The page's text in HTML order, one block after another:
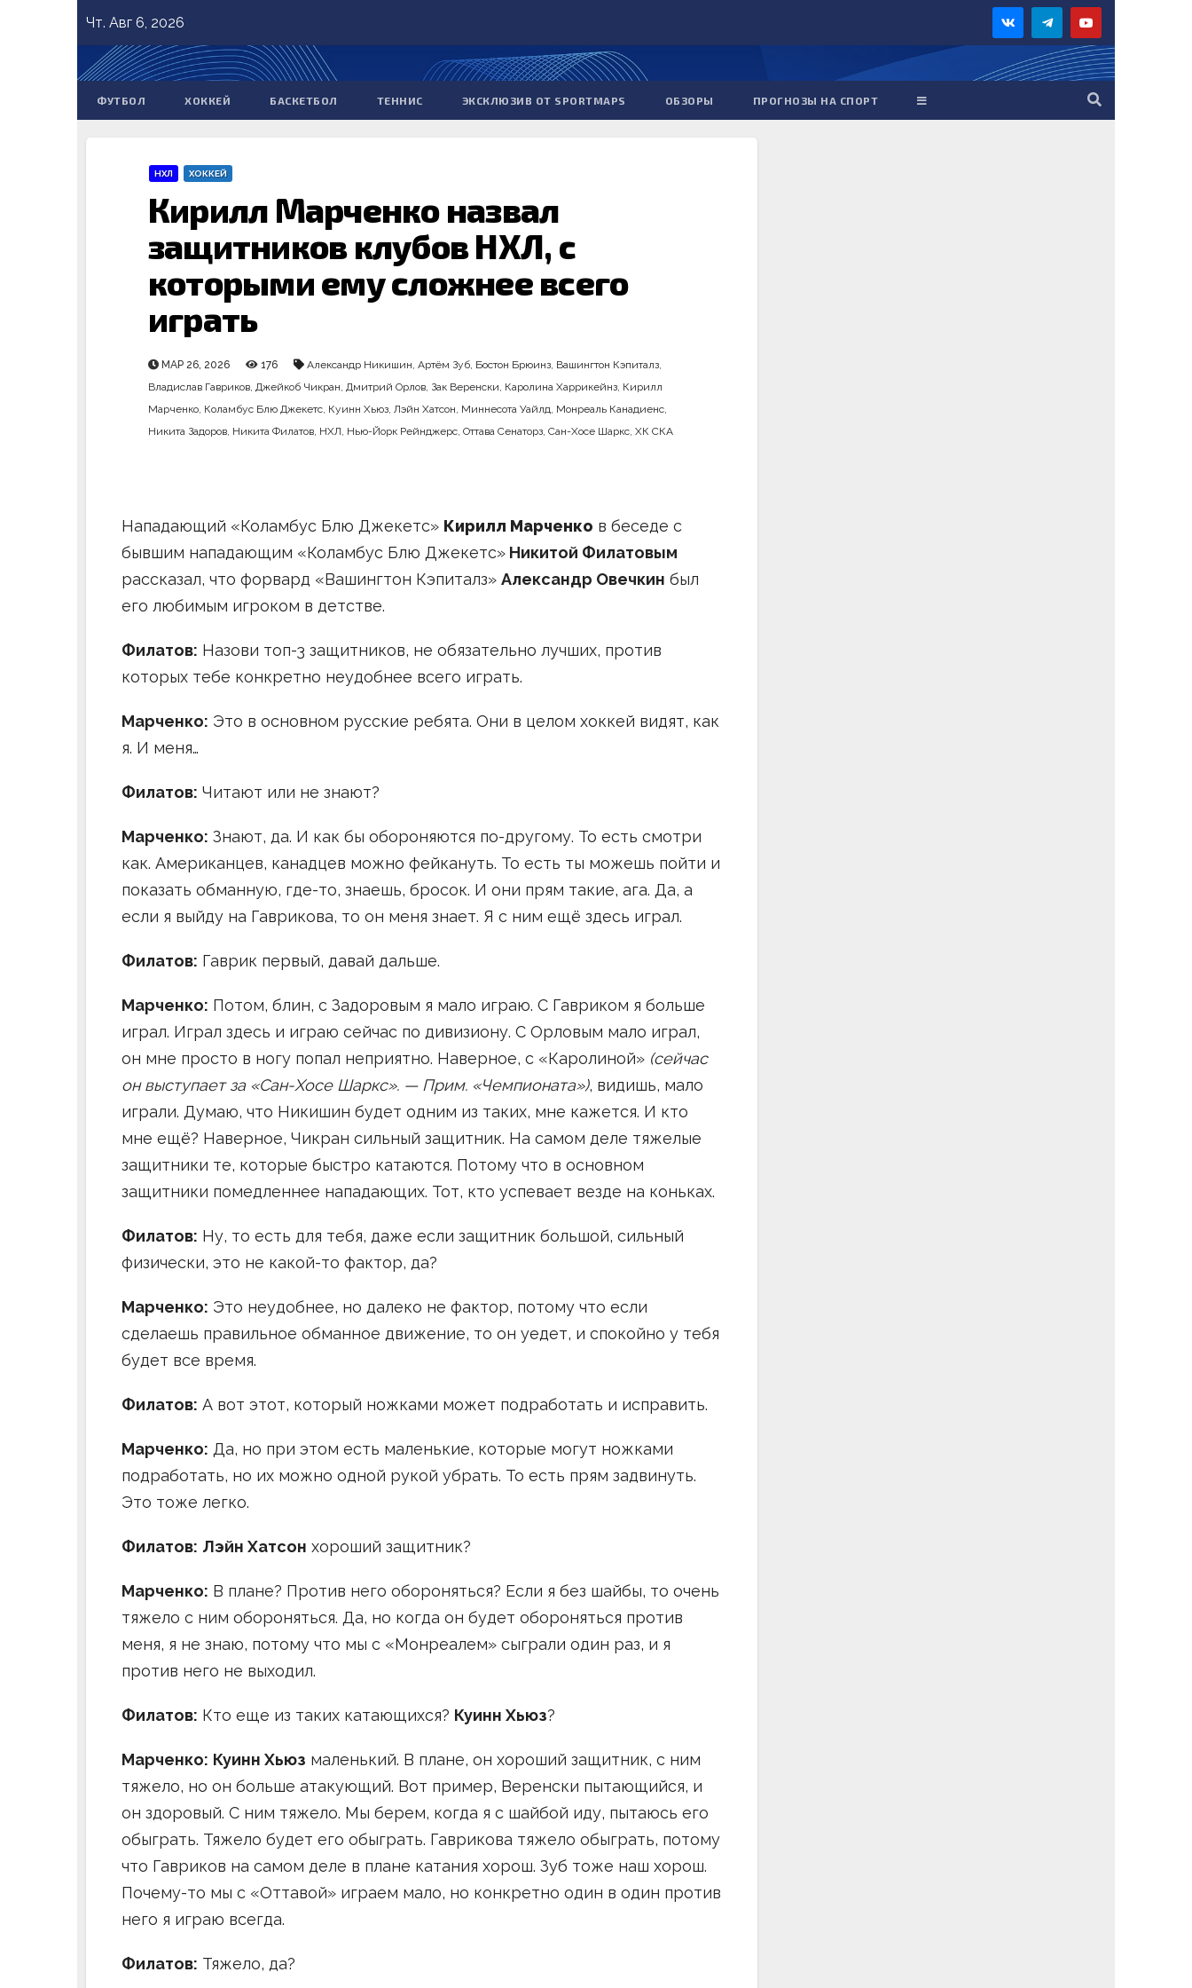
content
Чт. Авг 6, 2026
ФУТБОЛ ХОККЕЙ БАСКЕТБОЛ ТЕННИС ЭКСКЛЮЗИВ ОТ SPORTMAPS ОБЗОРЫ ПРОГНОЗЫ НА СПОРТ
НХЛ ХОККЕЙ
Кирилл Марченко назвал
защитников клубов НХЛ, с
которыми ему сложнее всего
играть
МАР 26, 2026 176 Александр Никишин, Артём Зуб, Бостон Брюинз, Вашингтон Кэпиталз,
Владислав Гавриков, Джейкоб Чикран, Дмитрий Орлов, Зак Веренски, Каролина Харрикейнз, Кирилл
Марченко, Коламбус Блю Джекетс, Куинн Хьюз, Лэйн Хатсон, Миннесота Уайлд, Монреаль Канадиенс,
Никита Задоров, Никита Филатов, НХЛ, Нью-Йорк Рейнджерс, Оттава Сенаторз, Сан-Хосе Шаркс, ХК СКА
Нападающий «Коламбус Блю Джекетс» Кирилл Марченко в беседе с
бывшим нападающим «Коламбус Блю Джекетс» Никитой Филатовым
рассказал, что форвард «Вашингтон Кэпиталз» Александр Овечкин был
его любимым игроком в детстве.
Филатов: Назови топ-3 защитников, не обязательно лучших, против
которых тебе конкретно неудобнее всего играть.
Марченко: Это в основном русские ребята. Они в целом хоккей видят, как
я. И меня…
Филатов: Читают или не знают?
Марченко: Знают, да. И как бы обороняются по-другому. То есть смотри
как. Американцев, канадцев можно фейкануть. То есть ты можешь пойти и
показать обманную, где-то, знаешь, бросок. И они прям такие, ага. Да, а
если я выйду на Гаврикова, то он меня знает. Я с ним ещё здесь играл.
Филатов: Гаврик первый, давай дальше.
Марченко: Потом, блин, с Задоровым я мало играю. С Гавриком я больше
играл. Играл здесь и играю сейчас по дивизиону. С Орловым мало играл,
он мне просто в ногу попал неприятно. Наверное, с «Каролиной» (сейчас
он выступает за «Сан-Хосе Шаркс». — Прим. «Чемпионата»), видишь, мало
играли. Думаю, что Никишин будет одним из таких, мне кажется. И кто
мне ещё? Наверное, Чикран сильный защитник. На самом деле тяжелые
защитники те, которые быстро катаются. Потому что в основном
защитники помедленнее нападающих. Тот, кто успевает везде на коньках.
Филатов: Ну, то есть для тебя, даже если защитник большой, сильный
физически, это не какой-то фактор, да?
Марченко: Это неудобнее, но далеко не фактор, потому что если
сделаешь правильное обманное движение, то он уедет, и спокойно у тебя
будет все время.
Филатов: А вот этот, который ножками может подработать и исправить.
Марченко: Да, но при этом есть маленькие, которые могут ножками
подработать, но их можно одной рукой убрать. То есть прям задвинуть.
Это тоже легко.
Филатов: Лэйн Хатсон хороший защитник?
Марченко: В плане? Против него обороняться? Если я без шайбы, то очень
тяжело с ним обороняться. Да, но когда он будет обороняться против
меня, я не знаю, потому что мы с «Монреалем» сыграли один раз, и я
против него не выходил.
Филатов: Кто еще из таких катающихся? Куинн Хьюз?
Марченко: Куинн Хьюз маленький. В плане, он хороший защитник, с ним
тяжело, но он больше атакующий. Вот пример, Веренски пытающийся, и
он здоровый. С ним тяжело. Мы берем, когда я с шайбой иду, пытаюсь его
обыграть. Тяжело будет его обыграть. Гаврикова тяжело обыграть, потому
что Гавриков на самом деле в плане катания хорош. Зуб тоже наш хорош.
Почему-то мы с «Оттавой» играем мало, но конкретно один в один против
него я играю всегда.
Филатов: Тяжело, да?